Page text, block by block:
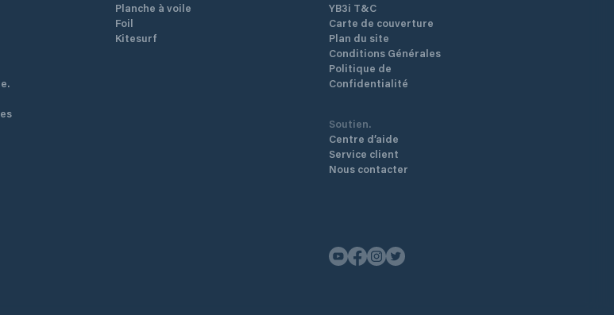
Planche à voile
Foil
Kitesurf
YB3i T&C
Carte de couverture
Plan du site
Conditions Générales
Politique de
Confidentialité
Soutien.
Centre d’aide
Service client
Nous contacter